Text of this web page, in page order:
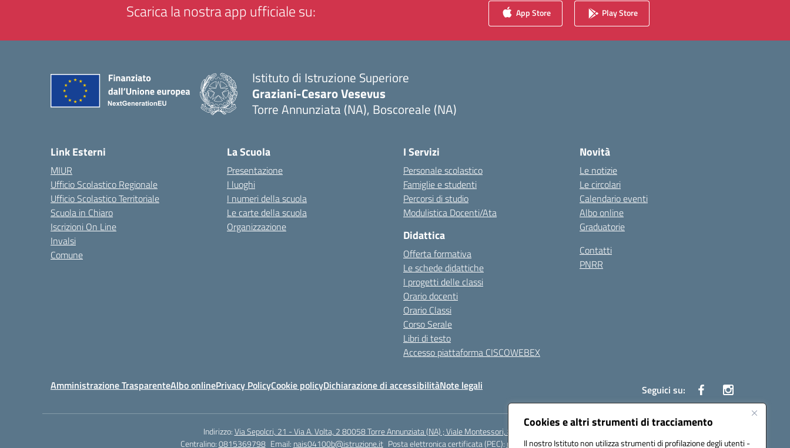
Cookies e altri strumenti di tracciamento
Il nostro Istituto non utilizza strumenti di profilazione degli utenti -
Scarica la nostra app ufficiale su: App Store Play Store
Istituto di Istruzione Superiore
Graziani-Cesaro Vesevus
Torre Annunziata (NA), Boscoreale (NA)
Link Esterni
MIUR
Ufficio Scolastico Regionale
Ufficio Scolastico Territoriale
Scuola in Chiaro
Iscrizioni On Line
Invalsi
Comune
La Scuola
Presentazione
I luoghi
I numeri della scuola
Le carte della scuola
Organizzazione
I Servizi
Personale scolastico
Famiglie e studenti
Percorsi di studio
Modulistica Docenti/Ata
Didattica
Offerta formativa
Le schede didattiche
I progetti delle classi
Orario docenti
Orario Classi
Corso Serale
Libri di testo
Accesso piattaforma CISCOWEBEX
Novità
Le notizie
Le circolari
Calendario eventi
Albo online
Graduatorie
Contatti
PNRR
Amministrazione TrasparenteAlbo onlinePrivacy PolicyCookie policyDichiarazione di accessibilitàNote legali Seguici su:
Indirizzo:Via Sepolcri, 21 - Via A. Volta, 2 80058 Torre Annunziata (NA) ; Viale Montessori, 80041 Boscoreale (NA)
Centralino:0815369798 Email: nais04100b@istruzione.it Posta elettronica certificata (PEC): nais04100b@pec.istruzione.it